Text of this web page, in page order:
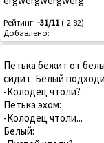
Рейтинг: -31/11 (-2.82)
Добавлено:
Петька бежит от
сидит. Белый
-Колодец чтоли?
Петька эхом:
-Колодец чтоли...
Белый: